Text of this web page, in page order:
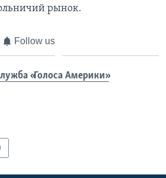
рынок.
Follow us
«Голоса Америки»